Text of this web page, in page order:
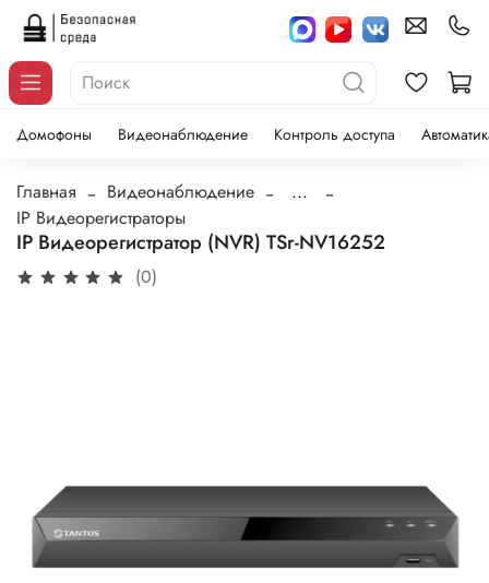
Домофоны Видеонаблюдение Контроль доступа
Главная Видеонаблюдение
...
IP Видеорегистраторы
IP Видеорегистратор (NVR) TSr-NV16252
(0)